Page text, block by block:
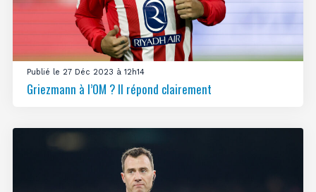
Publié le 27 Déc 2023 à 12h14
Griezmann à l’OM ? Il répond clairement